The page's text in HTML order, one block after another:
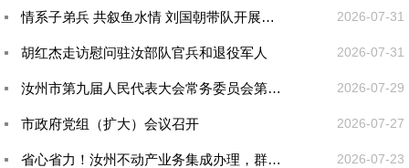
情系子弟兵 共叙鱼水情 刘国朝带队开展八一建军节走访慰问活动 2026-07-31
胡红杰走访慰问驻汝部队官兵和退役军人 2026-07-31
汝州市第九届人民代表大会常务委员会第三十七次会议召开 2026-07-29
市政府党组（扩大）会议召开 2026-07-27
省心省力！汝州不动产业务集成办理，群众办事实现“只跑一处” 2026-07-23